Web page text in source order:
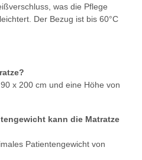
was die Pflege
Der Bezug ist bis 60°C
x 200 cm und eine Höhe von
kann die Matratze
Patientengewicht von